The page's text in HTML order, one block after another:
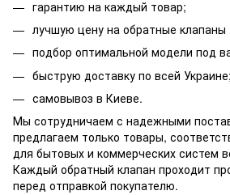
гарантию на каждый товар;
лучшую цену на обратные
подбор оптимальной модели под
быструю доставку по всей Украине;
самовывоз в Киеве.
Мы сотрудничаем с надежными
предлагаем только товары,
для бытовых и коммерческих систем
Каждый обратный клапан проходит
перед отправкой покупателю.